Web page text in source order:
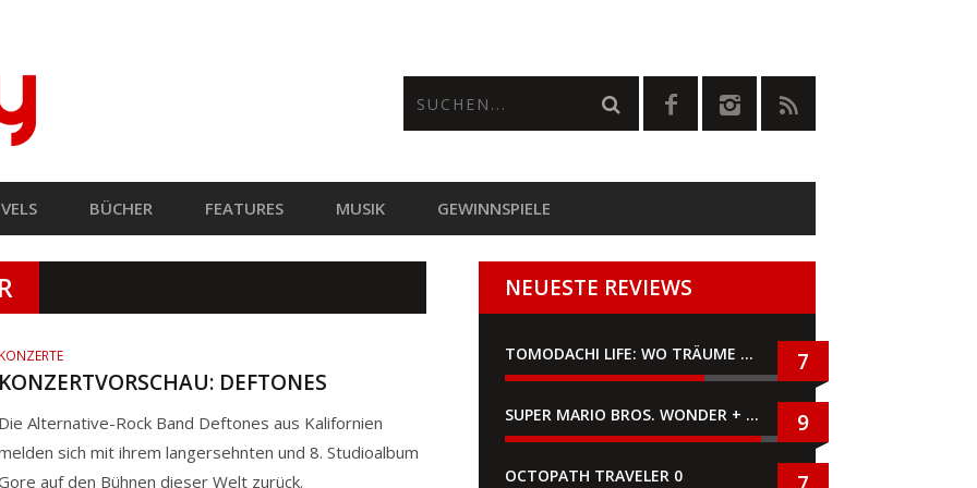
BÜCHER FEATURES MUSIK GEWINNSPIELE
KONZERTE
KONZERTVORSCHAU: DEFTONES
Die Alternative-Rock Band Deftones aus Kalifornien
sich mit ihrem langersehnten und 8. Studioalbum
auf den Bühnen dieser Welt zurück.
NEUESTE REVIEWS
TOMODACHI LIFE: WO TRÄUME WAHR WERDEN 7
SUPER MARIO BROS. WONDER + GEMEINSAM IM BELLABEL-PARK 9
OCTOPATH TRAVELER 0